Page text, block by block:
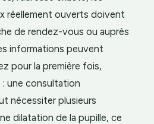
réellement ouverts doivent
de rendez-vous ou auprès
informations peuvent
pour la première fois,
une consultation
nécessiter plusieurs
dilatation de la pupille, ce